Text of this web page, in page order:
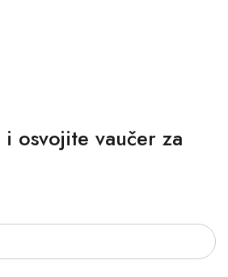
osvojite vaučer za